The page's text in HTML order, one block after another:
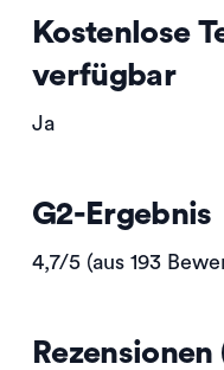
Kostenlose
verfügbar
Ja
G2-Ergebnis
4,7/5 (aus 193